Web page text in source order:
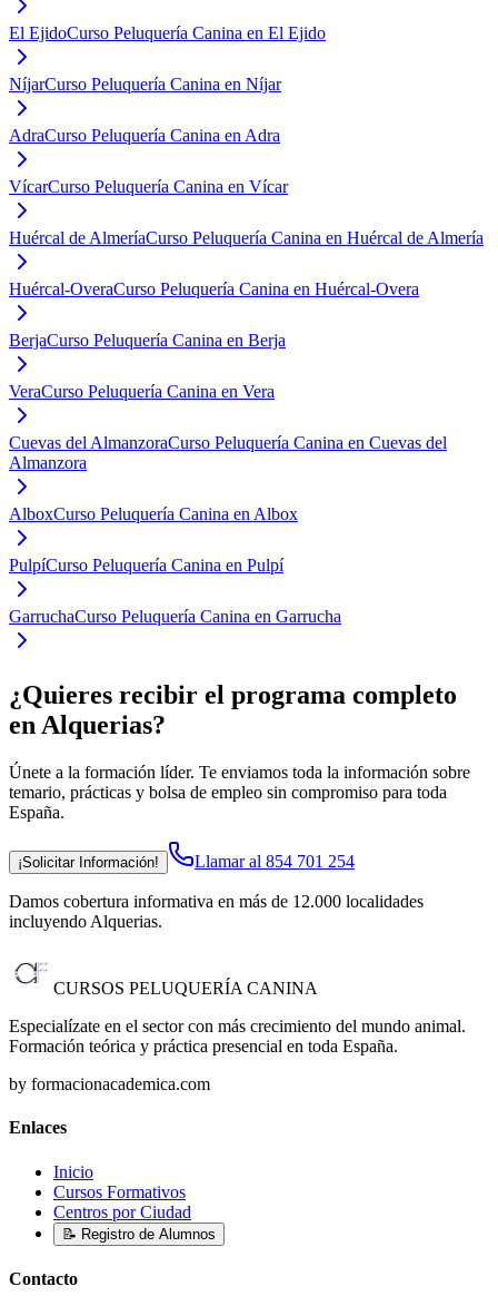
El EjidoCurso Peluquería Canina en El Ejido
NíjarCurso Peluquería Canina en Níjar
AdraCurso Peluquería Canina en Adra
VícarCurso Peluquería Canina en Vícar
Huércal de AlmeríaCurso Peluquería Canina en Huércal de Almería
Huércal-OveraCurso Peluquería Canina en Huércal-Overa
BerjaCurso Peluquería Canina en Berja
VeraCurso Peluquería Canina en Vera
Cuevas del AlmanzoraCurso Peluquería Canina en Cuevas del
Almanzora
AlboxCurso Peluquería Canina en Albox
PulpíCurso Peluquería Canina en Pulpí
GarruchaCurso Peluquería Canina en Garrucha
¿Quieres recibir el programa completo
en Alquerias?
Únete a la formación líder. Te enviamos toda la información sobre
temario, prácticas y bolsa de empleo sin compromiso para toda
España.
¡Solicitar Información! Llamar al 854 701 254
Damos cobertura informativa en más de 12.000 localidades
incluyendo Alquerias.
CURSOS PELUQUERÍA CANINA
Especialízate en el sector con más crecimiento del mundo animal.
Formación teórica y práctica presencial en toda España.
by formacionacademica.com
Enlaces
Inicio
Cursos Formativos
Centros por Ciudad
📝 Registro de Alumnos
Contacto